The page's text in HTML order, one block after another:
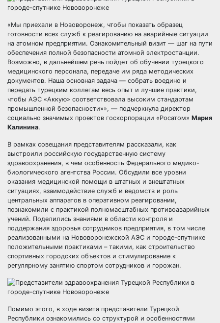
«Мы приехали в Нововоронеж, чтобы показать образец
готовности всех служб к реагированию на аварийные ситуации
на атомном предприятии. Ознакомительный визит — шаг на пути
обеспечения полной безопасности атомной электростанции.
Возможно, в дальнейшем речь пойдет об обучении турецкого
медицинского персонала, передаче им ряда методических
документов. Наша основная задача — собрать воедино и
передать турецким коллегам весь опыт и лучшие практики,
чтобы АЭС «Аккую» соответствовала высоким стандартам
промышленной безопасности»», — подчеркнула директор
социально значимых проектов госкорпорации «Росатом» Мария
Калинина.
В рамках совещания представителям рассказали, как
выстроили российскую государственную систему
здравоохранения, в чем особенность Федерального медико-
биологического агентства России. Обсудили все уровни
оказания медицинской помощи в штатных и внештатных
ситуациях, взаимодействие служб и ведомств и роль
центральных аппаратов в оперативном реагировании,
познакомили с практикой полномасштабных противоаварийных
учений. Поделились знаниями в области контроля и
поддержания здоровья сотрудников предприятия, в том числе
реализованными на Нововоронежской АЭС и городе-спутнике
положительными практиками – такими, как строительство
спортивных городских объектов и стимулирование к
регулярному занятию спортом сотрудников и горожан.
Помимо этого, в ходе визита представители Турецкой
Республики ознакомились со структурой и особенностями